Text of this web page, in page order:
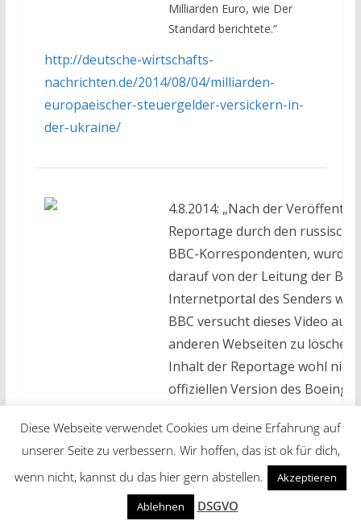
Milliarden Euro, wie Der
Standard berichtete.“
http://deutsche-wirtschafts-
nachrichten.de/2014/08/04/milliarden-
europaeischer-steuergelder-versickern-in-
der-ukraine/
4.8.2014: „Nach der
Reportage durch den
BBC-Korrespondenten, wurde
darauf von der Leitung der
Internetportal des Senders
BBC versucht dieses Video
anderen Webseiten zu
Inhalt der Reportage wohl
offiziellen Version des Boeing-
Amerikaner passt. Viele der
Augenzeugen haben nämlich
ukrainische Kampfjets zum
Absturzes am Himmel
Kampfjet der auf der gleichen
Boeing flog, hat auch das
Diese Webseite verwendet Cookies um deine Erfahrung auf
unserer Seite zu verbessern. Wir hoffen, das ist ok für dich,
wenn nicht, kannst du das hier gern abstellen.
Akzeptieren
Ablehnen
DSGVO